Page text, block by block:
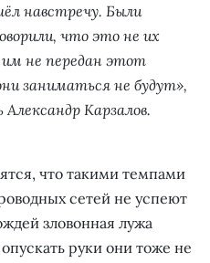
навстречу. Были
что это не их
не передан этот
заниматься не будут»,
Карзалов.
что такими темпами
сетей не успеют
зловонная лужа
руки они тоже не